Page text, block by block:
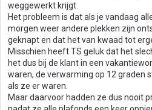
weggewerkt krijgt.
Het probleem is dat als je vandaag
morgen weer andere plekken zijn
geknapt en dat het van kwaad tot
Misschien heeft TS geluk dat het
het dus bij de klant in een
waren, de verwarming op 12 graden
als ze er waren.
Maar daarvoor hadden ze dus nooit